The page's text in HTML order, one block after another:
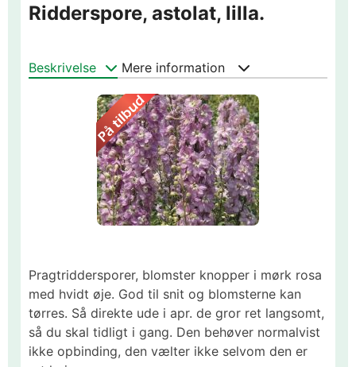
Ridderspore, astolat, lilla.
Beskrivelse Mere information
Pragtriddersporer, blomster knopper i mørk rosa
med hvidt øje. God til snit og blomsterne kan
tørres. Så direkte ude i apr. de gror ret langsomt,
så du skal tidligt i gang. Den behøver normalvist
ikke opbinding, den vælter ikke selvom den er